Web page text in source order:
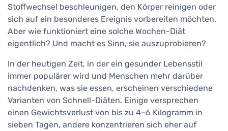
Stoffwechsel beschleunigen, den Körper reinigen oder
sich auf ein besonderes Ereignis vorbereiten möchten.
Aber wie funktioniert eine solche Wochen-Diät
eigentlich? Und macht es Sinn, sie auszuprobieren?
In der heutigen Zeit, in der ein gesunder Lebensstil
immer populärer wird und Menschen mehr darüber
nachdenken, was sie essen, erscheinen verschiedene
Varianten von Schnell-Diäten. Einige versprechen
einen Gewichtsverlust von bis zu 4–6 Kilogramm in
sieben Tagen, andere konzentrieren sich eher auf